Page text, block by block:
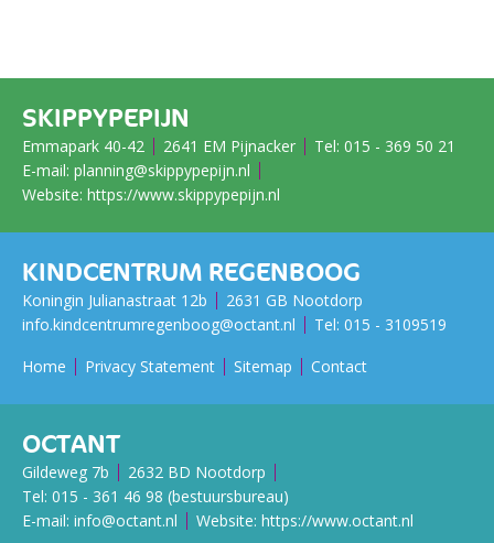
SKIPPYPEPIJN
Emmapark 40-42 2641 EM Pijnacker Tel: 015 - 369 50 21
E-mail: planning@skippypepijn.nl
Website: https://www.skippypepijn.nl
KINDCENTRUM REGENBOOG
Koningin Julianastraat 12b
2631 GB Nootdorp
info.kindcentrumregenboog@octant.nl
Tel: 015 - ​​​​​​​3109519
Home
Privacy Statement Sitemap Contact
OCTANT
Gildeweg 7b
2632 BD Nootdorp
Tel: 015 - 361 46 98 (bestuursbureau)
E-mail: info@octant.nl Website: https://www.octant.nl